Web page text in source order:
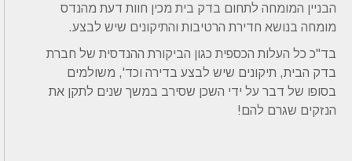
הבניין המומחה לתחום בדק בית מכין חוות דעת מהנדס
מומחה בנושא חדירת הרטיבות והתיקונים שיש לבצע.
בד"כ כל העלות הכספית כגון הביקורת ההנדסית של חברת
בדק הבית, תיקונים שיש לבצע בדירה וכד', משולמים
בסופו של דבר על ידי השכן שסירב במשך שנים לתקן את
הנזקים שגרם להם!